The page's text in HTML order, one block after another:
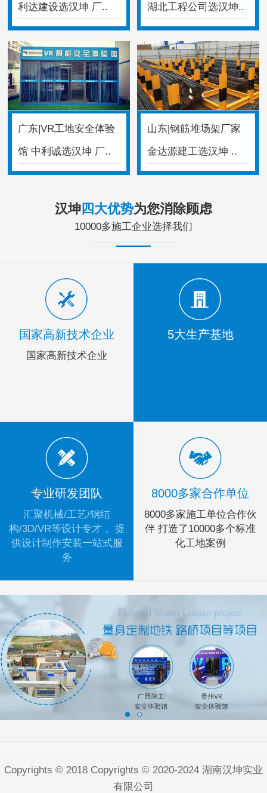
利达建设选汉坤 厂..
湖北工程公司选汉坤..
广东|VR工地安全体验
馆 中利诚选汉坤 厂..
山东|钢筋堆场架厂家
金达源建工选汉坤 ..
汉坤 四大优势为您消除顾虑
10000多施工企业选择我们
国家高新技术企业
国家高新技术企业
5大生产基地
专业研发团队
汇聚机械/工艺/钢结
构/3D/VR等设计专才， 提
供设计制作安装一站式服
务
8000多家合作单位
8000多家施工单位合作伙
伴 打造了10000多个标准
化工地案例
Copyrights © 2018 Copyrights © 2020-2024 湖南汉坤实业
有限公司